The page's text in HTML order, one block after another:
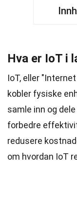
Hva er IoT i
IoT, eller
kobler fysiske
samle inn og
forbedre
redusere
om hvordan IoT